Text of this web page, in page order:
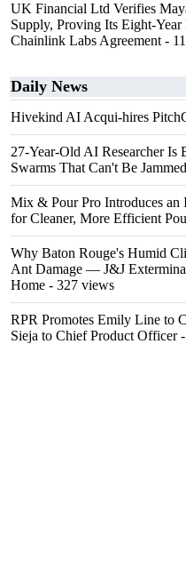
UK Financial Ltd Verifies
Supply, Proving Its Eight-
Chainlink Labs Agreement -
Daily News
Hivekind AI Acqui-hires
27-Year-Old AI Researcher
Swarms That Can't Be Jammed
Mix & Pour Pro Introduces
for Cleaner, More Efficient
Why Baton Rouge's Humid
Ant Damage — J&J
Home - 327 views
RPR Promotes Emily Line to
Sieja to Chief Product Officer-